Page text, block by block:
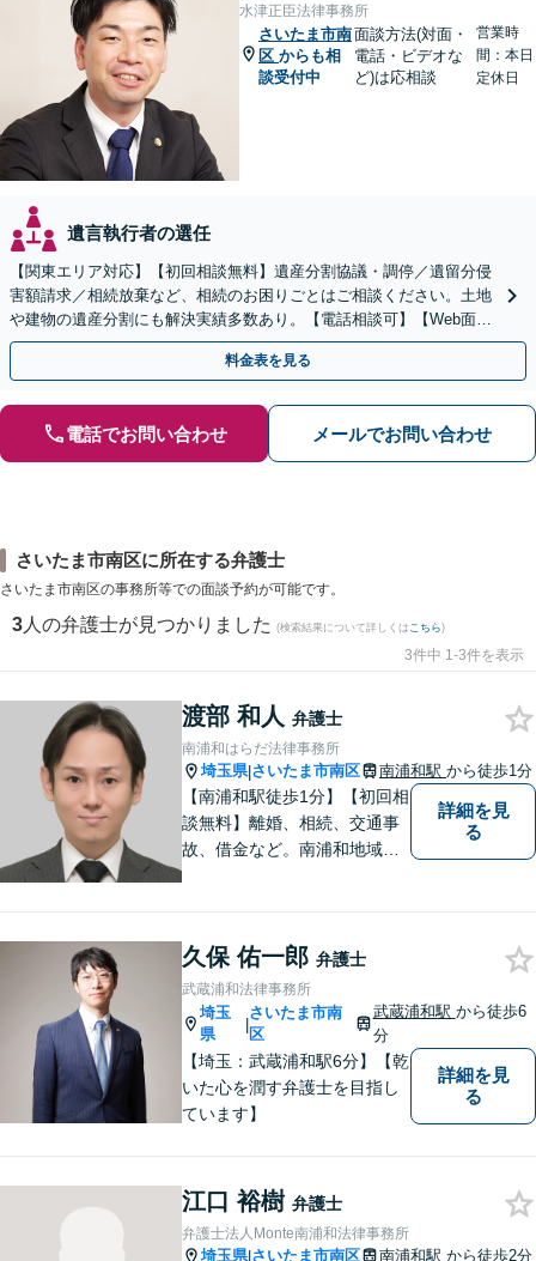
水津正臣法律事務所
さいたま市南
区 からも相
談受付中
面談方法(対面・
電話・ビデオな
ど)は応相談
営業時
間：本日
定休日
遺言執行者の選任
【関東エリア対応】【初回相談無料】遺産分割協議・調停／遺留分侵
害額請求／相続放棄など、相続のお困りごとはご相談ください。土地
や建物の遺産分割にも解決実績多数あり。【電話相談可】【Web面談
可】遺言書作成や財産の整理など生前対策もサポート
料金表を見る
電話でお問い合わせ メールでお問い合わせ
さいたま市南区に所在する弁護士
さいたま市南区の事務所等での面談予約が可能です。
3 人の弁護士が見つかりました (検索結果について詳しくは こちら)
3件中 1-3件を表示
渡部 和人 弁護士
南浦和はらだ法律事務所
埼玉県|さいたま市南区 南浦和駅 から徒歩1分
【南浦和駅徒歩1分】【初回相
談無料】離婚、相続、交通事
故、借金など。南浦和地域の
かを常に考えて弁護に取り組
んでまいります。
詳細を見
る
久保 佑一郎 弁護士
武蔵浦和法律事務所
埼玉
県
|
さいたま市南
区
武蔵浦和駅 から徒歩6
分
【埼玉：武蔵浦和駅6分】【乾
いた心を潤す弁護士を目指し
ています】
詳細を見
る
江口 裕樹 弁護士
弁護士法人Monte南浦和法律事務所
埼玉県|さいたま市南区 南浦和駅 から徒歩2分